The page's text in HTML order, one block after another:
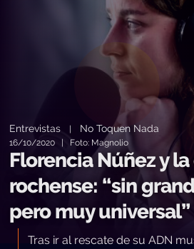
Entrevistas No Toquen Nada
16/10/2020 | Foto: Magnolio
Florencia Núñez y
rochense: “sin
pero muy universal”
Tras ir al rescate de su ADN